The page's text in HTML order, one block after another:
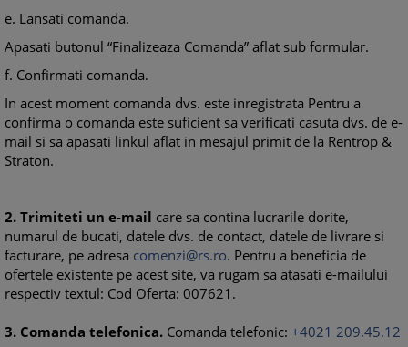
e. Lansati comanda.
Apasati butonul “Finalizeaza Comanda” aflat sub formular.
f. Confirmati comanda.
In acest moment comanda dvs. este inregistrata Pentru a
confirma o comanda este suficient sa verificati casuta dvs. de e-
mail si sa apasati linkul aflat in mesajul primit de la Rentrop &
Straton.
2. Trimiteti un e-mail care sa contina lucrarile dorite,
numarul de bucati, datele dvs. de contact, datele de livrare si
facturare, pe adresa comenzi@rs.ro. Pentru a beneficia de
ofertele existente pe acest site, va rugam sa atasati e-mailului
respectiv textul: Cod Oferta: 007621.
3. Comanda telefonica. Comanda telefonic: +4021 209.45.12